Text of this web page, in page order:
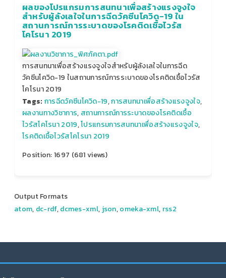
ผลของโปรแกรมการสนทนาเพื่อสร้างแรงจูงใจ
สำหรับผู้ลังเลใจในการฉีดวัคซีนโควิด-19 ใน
สถานการณ์การระบาดของโรคติดเชื้อไวรัส
โคโรนา 2019
การสนทนาเพื่อสร้างแรงจูงใจสำหรับผู้ลังเลใจในการฉีด
วัคซีนโควิด-19 ในสถานการณ์การระบาดของโรคติดเชื้อไวรัส
โคโรนา 2019
Tags: การฉีดวัคซีนโควิด-19,การสนทนาเพื่อสร้างแรงจูงใจ,
ผลงานทางวิชาการ, สถานการณ์การระบาดของโรคติดเชื้อ
ไวรัสโคโรนา 2019,โปรแกรมการสนทนาเพื่อสร้างแรงจูงใจ,
โรคติดเชื้อไวรัสโคโรนา 2019
Position:1697 (681views)
Output Formats
atom, dc-rdf,dcmes-xml, json,omeka-xml, rss2